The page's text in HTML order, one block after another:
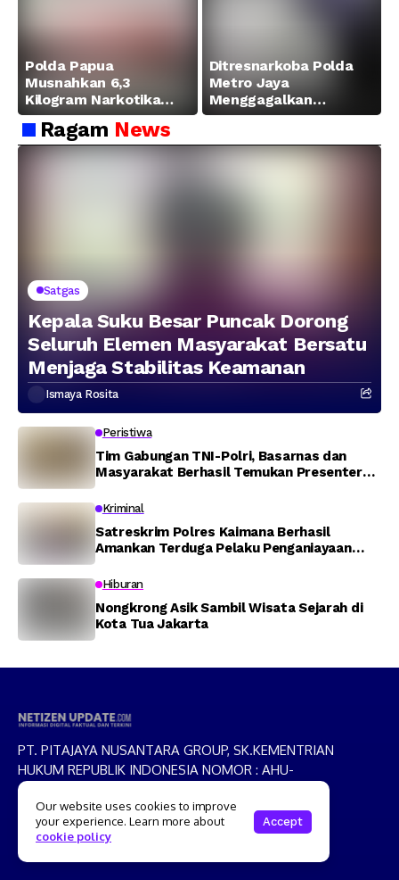
Polda Papua
Musnahkan 6,3
Kilogram Narkotika
Hasil Pengungkapan
Jaringan Lintas
Wilayah Februari 2026
Ditresnarkoba Polda
Metro Jaya
Menggagalkan
Peredaran Sabu 5,3 Kg
Ragam News
Satgas
Kepala Suku Besar Puncak Dorong
Seluruh Elemen Masyarakat Bersatu
Menjaga Stabilitas Keamanan
Ismaya Rosita
Peristiwa
Tim Gabungan TNI-Polri, Basarnas dan
Masyarakat Berhasil Temukan Presenter
Memti
Kriminal
Satreskrim Polres Kaimana Berhasil
Amankan Terduga Pelaku Penganiayaan
Hiburan
Nongkrong Asik Sambil Wisata Sejarah di
Kota Tua Jakarta
PT. PITAJAYA NUSANTARA GROUP, SK.KEMENTRIAN
HUKUM REPUBLIK INDONESIA NOMOR : AHU-
029577.AH.01.30.TAHUN 2025,
Our website uses cookies to improve
your experience. Learn more about
cookie policy
Accept